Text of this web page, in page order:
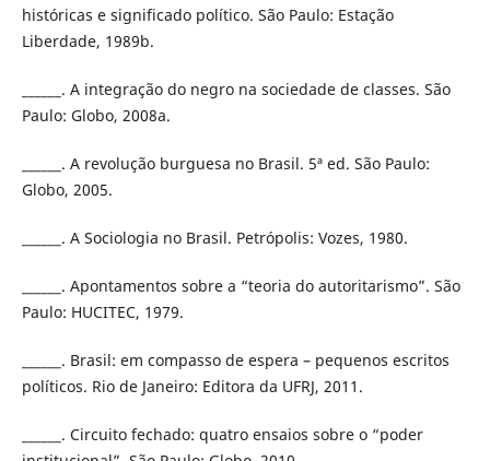
históricas e significado político. São Paulo: Estação
Liberdade, 1989b.
______. A integração do negro na sociedade de classes. São
Paulo: Globo, 2008a.
______. A revolução burguesa no Brasil. 5ª ed. São Paulo:
Globo, 2005.
______. A Sociologia no Brasil. Petrópolis: Vozes, 1980.
______. Apontamentos sobre a “teoria do autoritarismo”. São
Paulo: HUCITEC, 1979.
______. Brasil: em compasso de espera – pequenos escritos
políticos. Rio de Janeiro: Editora da UFRJ, 2011.
______. Circuito fechado: quatro ensaios sobre o “poder